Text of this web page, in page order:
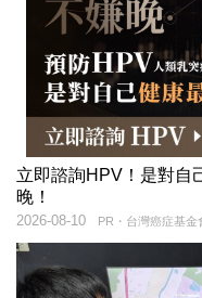
立即諮詢HPV！是對自
晚！
PR・台灣癌症基金
2026-08-10